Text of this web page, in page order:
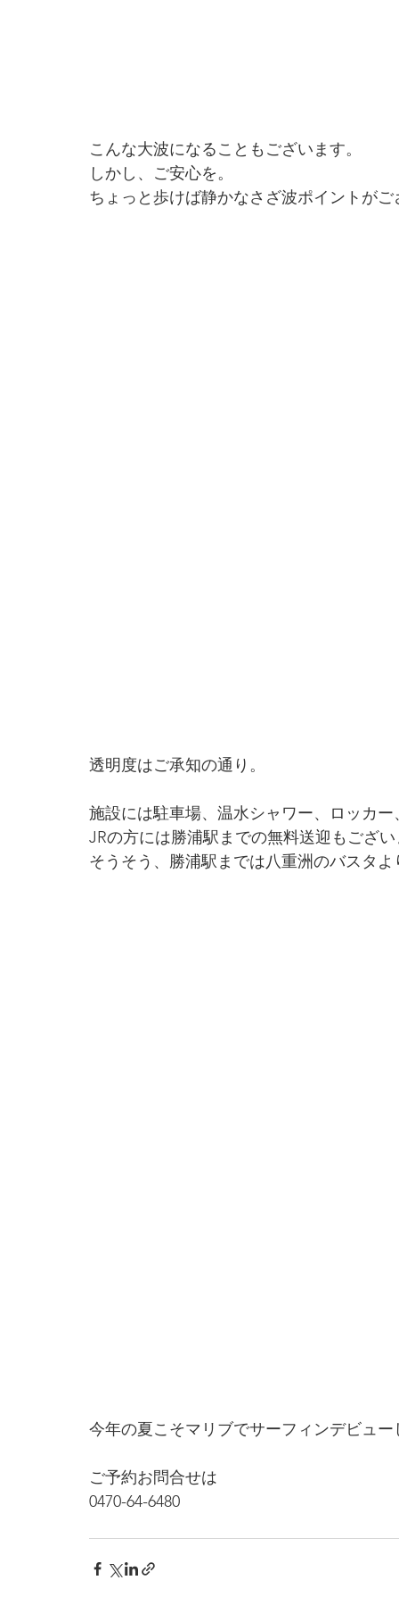
こんな大波になることもございます。
しかし、ご安心を。
ちょっと歩けば静かなさざ波ポイントがご
透明度はご承知の通り。
施設には駐車場、温水シャワー、ロッカ
JRの方には勝浦駅までの無料送迎もござ
そうそう、勝浦駅までは八重洲のバスタ
今年の夏こそマリブでサーフィンデビュ
ご予約お問合せは
0470-64-6480